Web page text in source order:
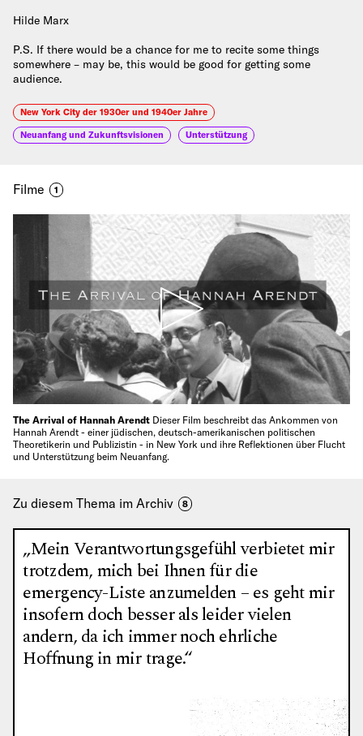
Hilde Marx
P.S. If there would be a chance for me to recite some things
somewhere – may be, this would be good for getting some
audience.
New York City der 1930er und 1940er Jahre
Neuanfang und Zukunftsvisionen Unterstützung
Filme 1
The Arrival of Hannah Arendt Dieser Film beschreibt das Ankommen von
Hannah Arendt - einer jüdischen, deutsch-amerikanischen politischen
Theoretikerin und Publizistin - in New York und ihre Reflektionen über Flucht
und Unterstützung beim Neuanfang.
Zu diesem Thema im Archiv 8
„Mein Verantwortungsgefühl verbietet mir
trotzdem, mich bei Ihnen für die
emergency-Liste anzumelden – es geht mir
insofern doch besser als leider vielen
andern, da ich immer noch ehrliche
Hoffnung in mir trage.“